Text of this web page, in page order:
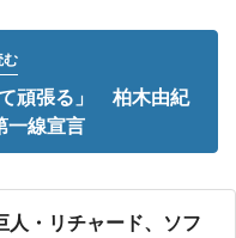
む
て頑張る」 柏木由紀
一線宣言
人・リチャード、ソフ